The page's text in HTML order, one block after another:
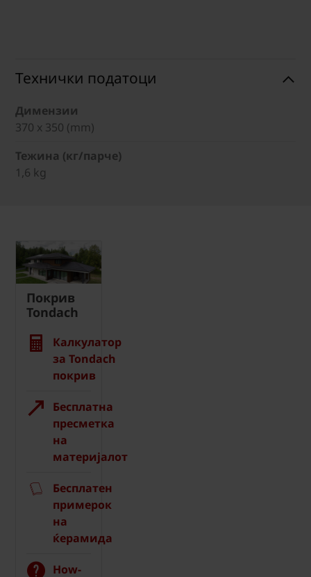
Технички податоци
Димензии
370 x 350 (mm)
Тежина (кг/парче)
1,6 kg
Покрив
Tondach
Калкулатор
за Tondach
покрив
Бесплатна
пресметка
на
материјалот
Бесплатен
примерок
на
ќерамида
How-